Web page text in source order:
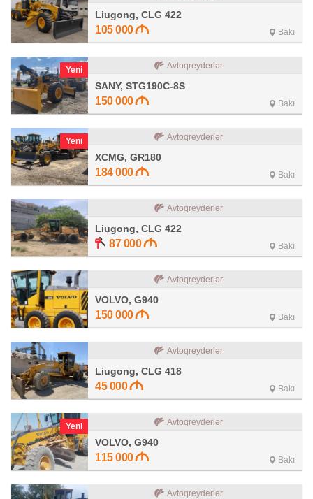
Liugong, CLG 422
105 000 Bakı
Yeni Avtoqreyderlər
SANY, STG190C-8S
150 000 Bakı
Yeni Avtoqreyderlər
XCMG, GR180
184 000 Bakı
Avtoqreyderlər
Liugong, CLG 422
87 000 Bakı
Avtoqreyderlər
VOLVO, G940
150 000 Bakı
Avtoqreyderlər
Liugong, CLG 418
45 000 Bakı
Yeni Avtoqreyderlər
VOLVO, G940
115 000 Bakı
Avtoqreyderlər